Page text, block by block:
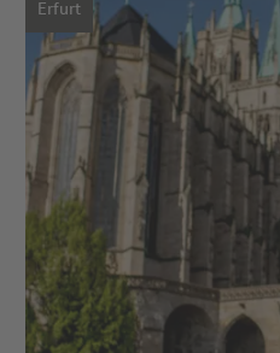
Erfurt